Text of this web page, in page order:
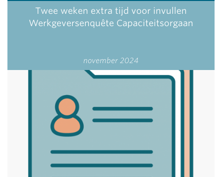
Twee weken extra tijd voor invullen
Werkgeversenquête Capaciteitsorgaan
november 2024